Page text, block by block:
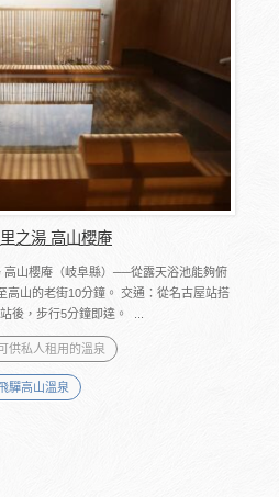
之湯 高山櫻庵
高山櫻庵（岐阜縣）──從露天浴池能夠俯
高山的老街10分鐘。 交通：從名古屋站搭
後，步行5分鐘即達。 ...
供私人租用的溫泉
驒高山溫泉